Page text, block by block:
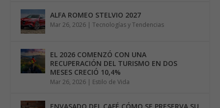
ALFA ROMEO STELVIO 2027
Mar 26, 2026 |Tecnologías y Tendencias
EL 2026 COMENZÓ CON UNA
RECUPERACIÓN DEL TURISMO EN DOS
MESES CRECIÓ 10,4%
Mar 26, 2026 | Estilo de Vida
ENVASADO DEL CAFÉ CÓMO SE PRESERVA SU